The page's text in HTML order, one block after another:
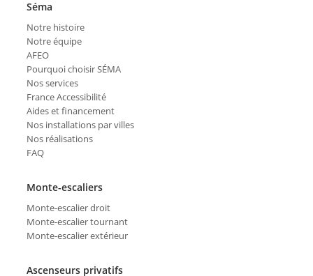
Séma
Notre histoire
Notre équipe
AFEO
Pourquoi choisir SÉMA
Nos services
France Accessibilité
Aides et financement
Nos installations par villes
Nos réalisations
FAQ
Monte-escaliers
Monte-escalier droit
Monte-escalier tournant
Monte-escalier extérieur
Ascenseurs privatifs